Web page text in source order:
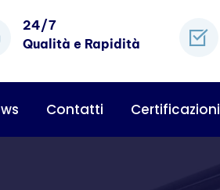
24/7
Qualità e Rapidità
Contatti Certificazioni